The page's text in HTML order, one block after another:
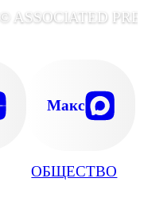
ОБЩЕСТВО
© ASSOCIATED
Макс